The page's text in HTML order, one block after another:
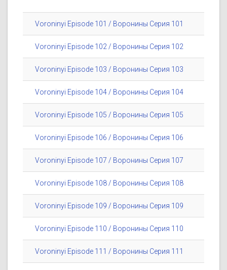
Voroninyi Episode 101 / Воронины Серия 101
Voroninyi Episode 102 / Воронины Серия 102
Voroninyi Episode 103 / Воронины Серия 103
Voroninyi Episode 104 / Воронины Серия 104
Voroninyi Episode 105 / Воронины Серия 105
Voroninyi Episode 106 / Воронины Серия 106
Voroninyi Episode 107 / Воронины Серия 107
Voroninyi Episode 108 / Воронины Серия 108
Voroninyi Episode 109 / Воронины Серия 109
Voroninyi Episode 110 / Воронины Серия 110
Voroninyi Episode 111 / Воронины Серия 111